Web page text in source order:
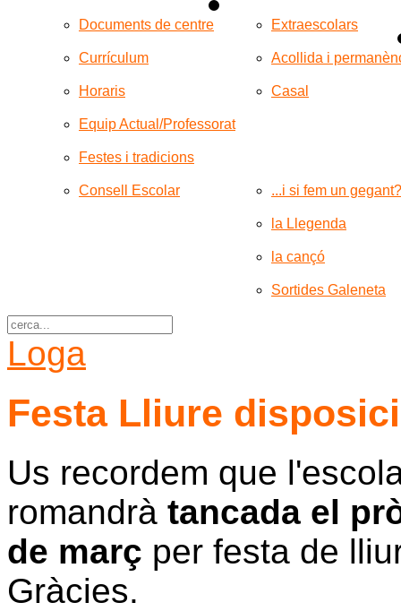
Documents de centre
Currículum
Horaris
Equip Actual/Professorat
Festes i tradicions
Consell Escolar
Extraescolars
Acollida i
Casal
...i si fem un gegant?
la Llegenda
la cançó
Sortides Galeneta
Loga
Festa Lliure
Us recordem que
romandrà tancada el
de març per festa de
Gràcies.